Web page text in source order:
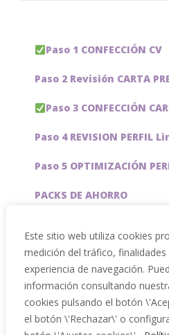
Este sitio web utiliza cookies
medición del tráfico,
experiencia de navegación.
información consultando
cookies pulsando el botón
el botón \'Rechazar\' o
Paso 1 CONFECCIÓN CV
Paso 2 Revisión CARTA
Paso 3 CONFECCIÓN
Paso 4 REVISION PERFIL
Paso 5 OPTIMIZACIÓN
PACKS DE AHORRO
Servicios especiales